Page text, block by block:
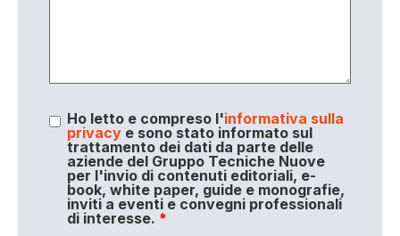
Ho letto e compreso l'informativa sulla
privacye sono stato informato sul
trattamento dei dati da parte delle
aziende del Gruppo Tecniche Nuove
per l'invio di contenuti editoriali, e-
book, white paper, guide e monografie,
inviti a eventi e convegni professionali
di interesse. *